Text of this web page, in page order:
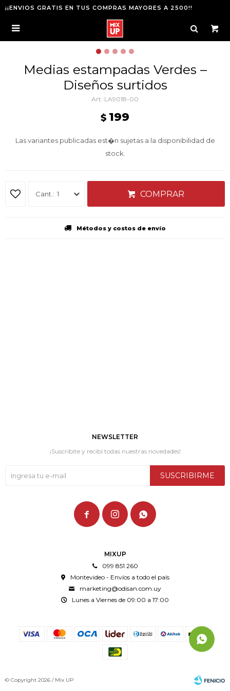
¡¡ENVIOS GRATIS EN TUS COMPRAS MAYORES A 2500!!

Medias estampadas Verdes –
Diseños surtidos
LA9018-00
$ 199
Las variantes publicadas est�n sujetas a la disponibilidad de
stock.
1 COMPRAR
Métodos y costos de envío
MIXUP
099 851 260
Montevideo - Envíos a todo el país
marketing@odisan.com.uy
Lunes a Viernes de 09:00 a 17:00
NEWSLETTER
¡Suscribite y recibí todas nuestras novedades!
SUSCRIBIRME
  
© Copyright 2026 / Mix UP